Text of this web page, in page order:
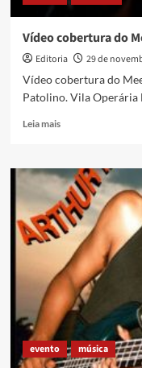
Vídeo cobertura do
Editoria 29 de
Vídeo cobertura do
Patolino. Vila Operária
Leia maisRead
Vídeo
cobertura
do
Meeting
Of
Favela
(MOF
2011)
evento música